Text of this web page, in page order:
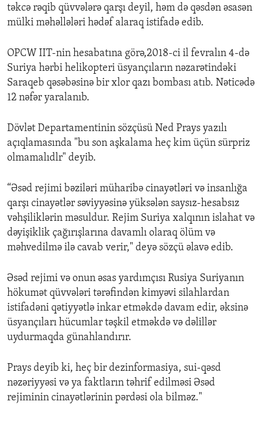
təkcə rəqib qüvvələrə qarşı deyil, həm də qəsdən əsasən
mülki məhəllələri hədəf alaraq istifadə edib.
OPCW IIT-nin hesabatına görə,2018-ci il fevralın 4-də
Suriya hərbi helikopteri üsyançıların nəzarətindəki
Saraqeb qəsəbəsinə bir xlor qazı bombası atıb. Nəticədə
12 nəfər yaralanıb.
Dövlət Departamentinin sözçüsü Ned Prays yazılı
açıqlamasında "bu son aşkalama heç kim üçün sürpriz
olmamalıdlr" deyib.
“Əsəd rejimi bəziləri müharibə cinayətləri və insanlığa
qarşı cinayətlər səviyyəsinə yüksələn saysız-hesabsız
vəhşiliklərin məsuldur. Rejim Suriya xalqının islahat və
dəyişiklik çağırışlarına davamlı olaraq ölüm və
məhvedilmə ilə cavab verir," deyə sözçü əlavə edib.
Əsəd rejimi və onun əsas yardımçısı Rusiya Suriyanın
hökumət qüvvələri tərəfindən kimyəvi silahlardan
istifadəni qətiyyətlə inkar etməkdə davam edir, əksinə
üsyançıları hücumlar təşkil etməkdə və dəlillər
uydurmaqda günahlandırır.
Prays deyib ki, heç bir dezinformasiya, sui-qəsd
nəzəriyyəsi və ya faktların təhrif edilməsi Əsəd
rejiminin cinayətlərinin pərdəsi ola bilməz."